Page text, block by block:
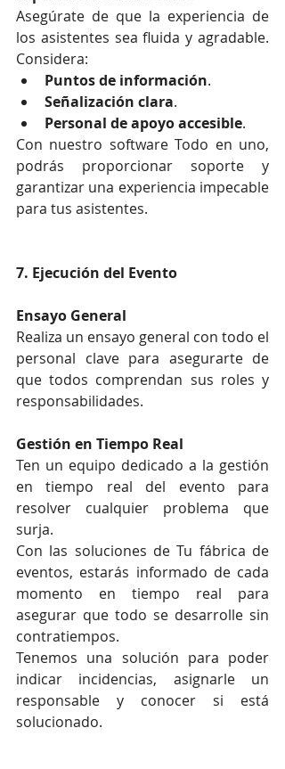
Asegúrate de que la experiencia de
los asistentes sea fluida y agradable.
Considera:
Puntos de información.
Señalización clara.
Personal de apoyo accesible.
Con nuestro software Todo en uno,
podrás proporcionar soporte y
garantizar una experiencia impecable
para tus asistentes.
7. Ejecución del Evento
Ensayo General
Realiza un ensayo general con todo el
personal clave para asegurarte de
que todos comprendan sus roles y
responsabilidades.
Gestión en Tiempo Real
Ten un equipo dedicado a la gestión
en tiempo real del evento para
resolver cualquier problema que
surja.
Con las soluciones de Tu fábrica de
eventos, estarás informado de cada
momento en tiempo real para
asegurar que todo se desarrolle sin
contratiempos.
Tenemos una solución para poder
indicar incidencias, asignarle un
responsable y conocer si está
solucionado.